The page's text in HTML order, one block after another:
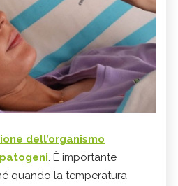
dell’organismo
. È importante
quando la temperatura